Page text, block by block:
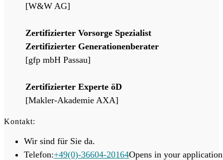
[W&W AG]
Zertifizierter Vorsorge Spezialist
Zertifizierter Generationenberater
[gfp mbH Passau]
Zertifizierter Experte öD
[Makler-Akademie AXA]
Kontakt:
Wir sind für Sie da.
Telefon:+49(0)-36604-20164Opens in your application